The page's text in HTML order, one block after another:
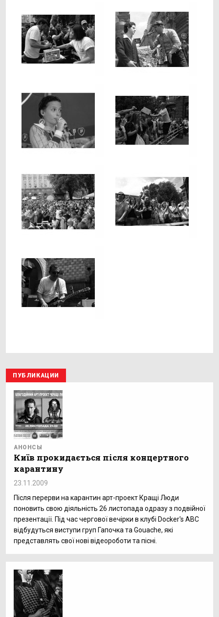
ПУБЛИКАЦИИ
АНОНСЫ
Київ прокидається після концертного
карантину
23.11.2009
Після перерви на карантин арт-проект Кращі Люди
поновить свою діяльність 26 листопада одразу з подвійної
презентації. Під час чергової вечірки в клубі Docker's ABC
відбудуться виступи груп Гапочка та Gouache, які
представлять свої нові відеороботи та пісні.